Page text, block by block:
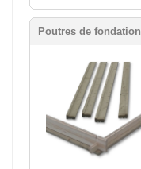
Poutres de fondation